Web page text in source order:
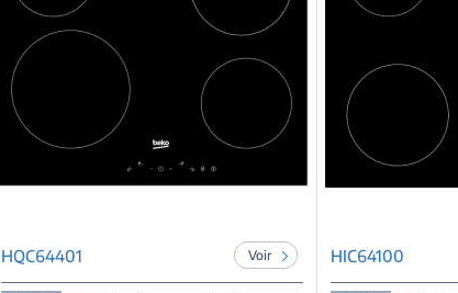
HQC64401 Voir HIC64100